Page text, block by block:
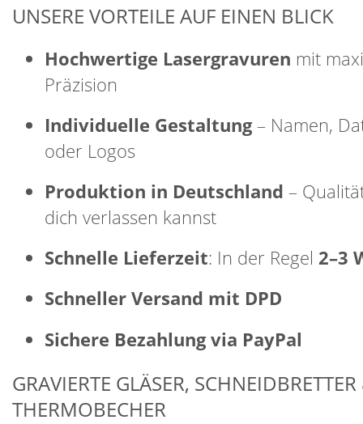
UNSERE VORTEILE AUF EINEN BLICK
Hochwertige Lasergravuren mit
Präzision
Individuelle Gestaltung– Namen,
oder Logos
Produktion in Deutschland –
dich verlassen kannst
Schnelle Lieferzeit: In der Regel 2–3
Schneller Versand mit DPD
Sichere Bezahlung via PayPal
GRAVIERTE GLÄSER,
THERMOBECHER